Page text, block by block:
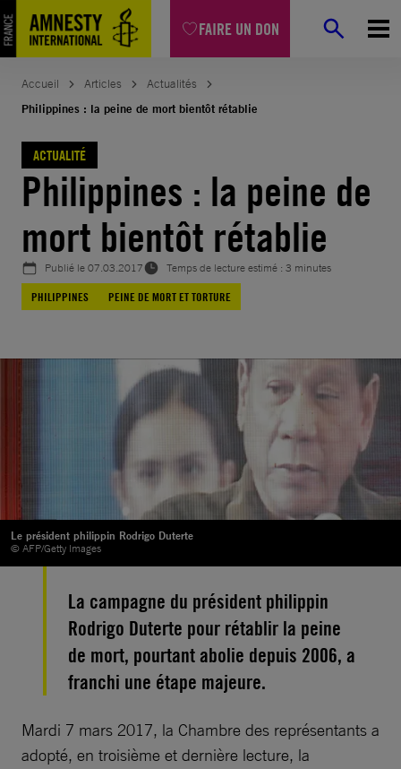
FAIRE UN DON
Aller
au
contenu
Accueil Articles
Actualités
Philippines : la peine de mort bientôt rétablie
ACTUALITÉ
Philippines : la peine de
mort bientôt rétablie
Publié le07.03.2017
Temps de lecture estimé : 3 minutes
PHILIPPINES
PEINE DE MORT ET TORTURE
Le président philippin Rodrigo Duterte
© AFP/Getty Images
La campagne du président philippin
Rodrigo Duterte pour rétablir la peine
de mort, pourtant abolie depuis 2006, a
franchi une étape majeure.
Mardi 7 mars 2017, la Chambre des représentants a
adopté, en troisième et dernière lecture, la